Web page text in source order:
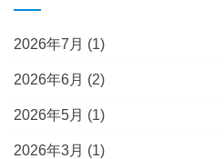
2026年7月 (1)
2026年6月 (2)
2026年5月 (1)
2026年3月 (1)